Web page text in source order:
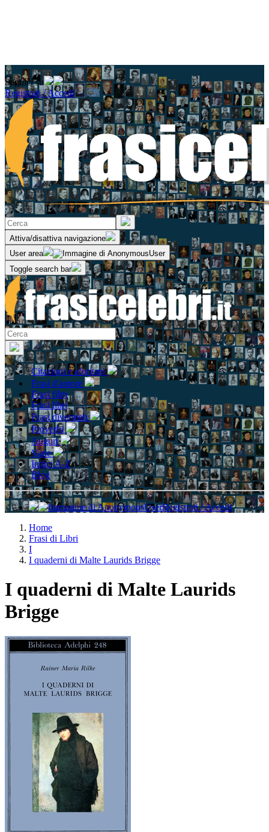
Seguici su
Registrati / Accedi
Attiva/disattiva navigazione
User area
Toggle search bar
Citazioni e aforismi
Frasi d'amore
Frasi film
Frasi libri
Frasi divertenti
Proverbi
Auguri
Varie
Indici A-Z
Blog
Registrati / Accedi
Home
Frasi di Libri
I
I quaderni di Malte Laurids Brigge
I quaderni di Malte Laurids
Brigge